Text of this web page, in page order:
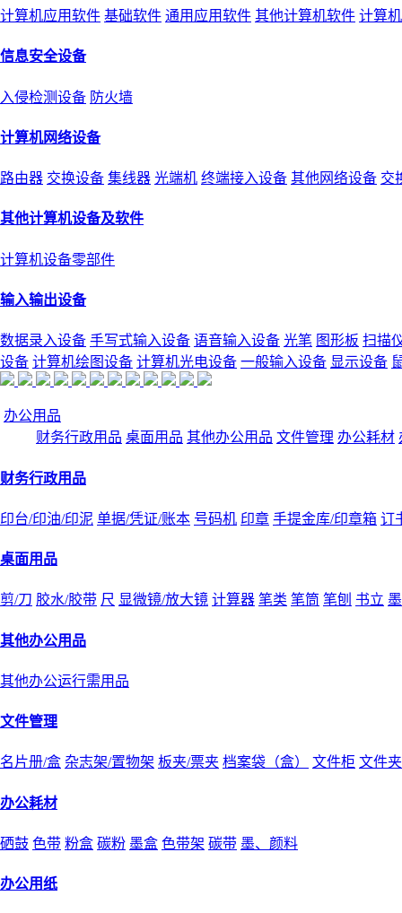
计算机应用软件 基础软件 通用应用软件 其他计算机软件 计算
信息安全设备
入侵检测设备 防火墙
计算机网络设备
路由器 交换设备 集线器 光端机 终端接入设备 其他网络设备 交
其他计算机设备及软件
计算机设备零部件
输入输出设备
数据录入设备 手写式输入设备 语音输入设备 光笔 图形板 扫描
设备 计算机绘图设备 计算机光电设备 一般输入设备 显示设备
办公用品
财务行政用品 桌面用品 其他办公用品 文件管理 办公耗材
财务行政用品
印台/印油/印泥 单据/凭证/账本 号码机 印章 手提金库/印章箱 订
桌面用品
剪/刀 胶水/胶带 尺 显微镜/放大镜 计算器 笔类 笔筒 笔刨 书立
其他办公用品
其他办公运行需用品
文件管理
名片册/盒 杂志架/置物架 板夹/票夹 档案袋（盒） 文件柜 文件
办公耗材
硒鼓 色带 粉盒 碳粉 墨盒 色带架 碳带 墨、颜料
办公用纸